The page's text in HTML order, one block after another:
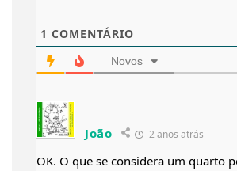
1 COMENTÁRIO
Novos
João 2 anos atrás
OK. O que se considera um quarto